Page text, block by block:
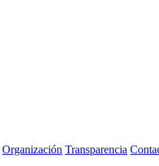
Organización Transparencia